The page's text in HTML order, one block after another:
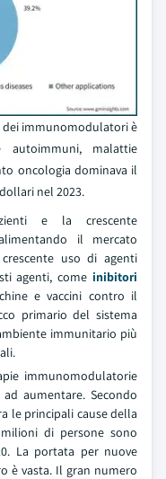
dei immunomodulatori è
autoimmuni, malattie
oncologia dominava il
nel 2023.
e la crescente
il mercato
uso di agenti
agenti, come inibitori
e vaccini contro il
primario del sistema
immunitario più
immunomodulatorie
aumentare. Secondo
le principali cause della
di persone sono
La portata per nuove
è vasta. Il gran numero